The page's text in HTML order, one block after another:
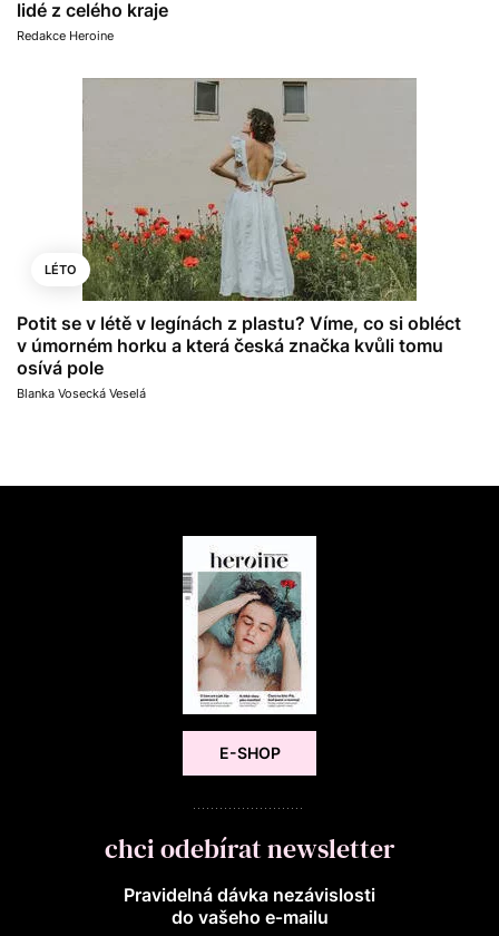
lidé z celého kraje
Redakce Heroine
LÉTO
Potit se v létě v legínách z plastu? Víme, co si obléct
v úmorném horku a která česká značka kvůli tomu
osívá pole
Blanka Vosecká Veselá
E-SHOP
chci odebírat newsletter
Pravidelná dávka nezávislosti
do vašeho e‑mailu